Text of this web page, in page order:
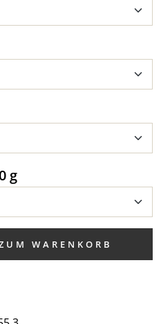
gauswählen
den gewünschten
WARENKORB